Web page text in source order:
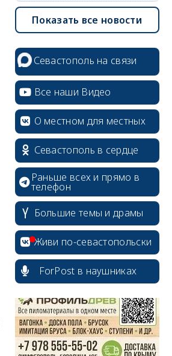
Показать все новости
Севастополь на связи
Все наши Видео
О местном для местных
Севастополь в сердце
Раньше всех и прямо в
телефон
Большие темы и драмы
Живи по-севастопольски
ForPost в наушниках
erid: 2SDnjcrDNw6
erid: 2SDnjdPjgYS